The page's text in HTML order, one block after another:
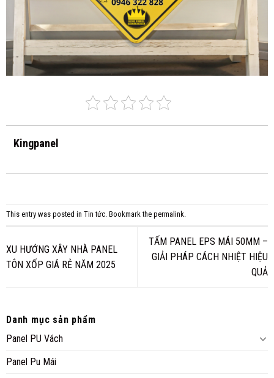
Kingpanel
This entry was posted in Tin tức. Bookmark the permalink.
XU HƯỚNG XÂY NHÀ PANEL
TÔN XỐP GIÁ RẺ NĂM 2025
TẤM PANEL EPS MÁI 50MM –
GIẢI PHÁP CÁCH NHIỆT HIỆU
QUẢ
Danh mục sản phẩm
Panel PU Vách
Panel Pu Mái